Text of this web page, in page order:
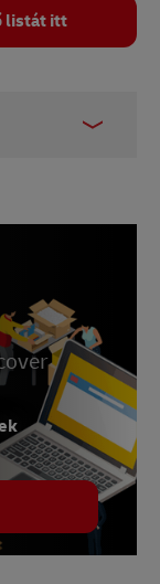
listát itt